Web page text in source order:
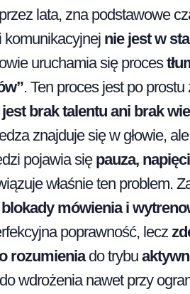
lata, zna podstawowe
komunikacyjnej nie jest w
uruchamia się proces
. Ten proces jest po
brak talentu ani brak
znajduje się w głowie,
pojawia się pauza,
właśnie ten problem.
blokady mówienia i
poprawność, lecz
rozumieniado trybu
wdrożenia nawet przy